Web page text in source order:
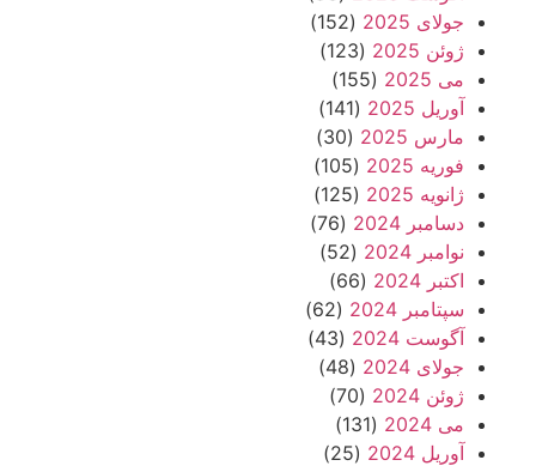
جولای 2025
(152)
ژوئن 2025
(123)
می 2025
(155)
آوریل 2025
(141)
مارس 2025
(30)
فوریه 2025
(105)
ژانویه 2025
(125)
دسامبر 2024
(76)
نوامبر 2024
(52)
اکتبر 2024
(66)
سپتامبر 2024
(62)
آگوست 2024
(43)
جولای 2024
(48)
ژوئن 2024
(70)
می 2024
(131)
آوریل 2024
(25)